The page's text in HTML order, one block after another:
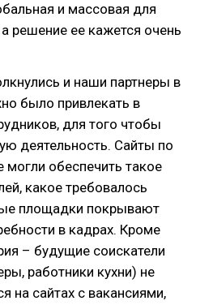
и массовая для
решение ее кажется очень
и наши партнеры в
было привлекать в
для того чтобы
деятельность. Сайты по
могли обеспечить такое
какое требовалось
площадки покрывают
в кадрах. Кроме
– будущие соискатели
работники кухни) не
на сайтах с вакансиями,